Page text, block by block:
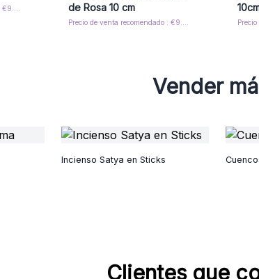
de Rosa 10 cm
Vender
Incienso Satya en Sticks
Clientes que